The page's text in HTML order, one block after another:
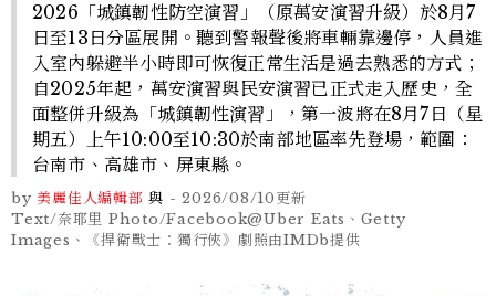
2026「城鎮韌性防空演習」（原萬安演習升級）於8月7
日至13日分區展開。聽到警報聲後將車輛靠邊停，人員進
入室內躲避半小時即可恢復正常生活是過去熟悉的方式；
自2025年起，萬安演習與民安演習已正式走入歷史，全
面整併升級為「城鎮韌性演習」，第一波將在8月7日（星
期五）上午10:00至10:30於南部地區率先登場，範圍：
台南市、高雄市、屏東縣。
by 美麗佳人編輯部 與 -2026/08/10更新
Text/奈耶里 Photo/Facebook@Uber Eats、Getty
Images、《捍衛戰士：獨行俠》劇照由IMDb提供